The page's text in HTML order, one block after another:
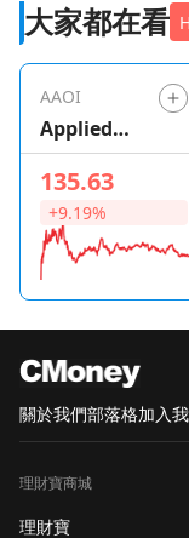
大家都在看
AAOI
Applied
Optoelectro
nics
135.63
+9.19%
關於我們部落格加入
理財寶商城
理財寶